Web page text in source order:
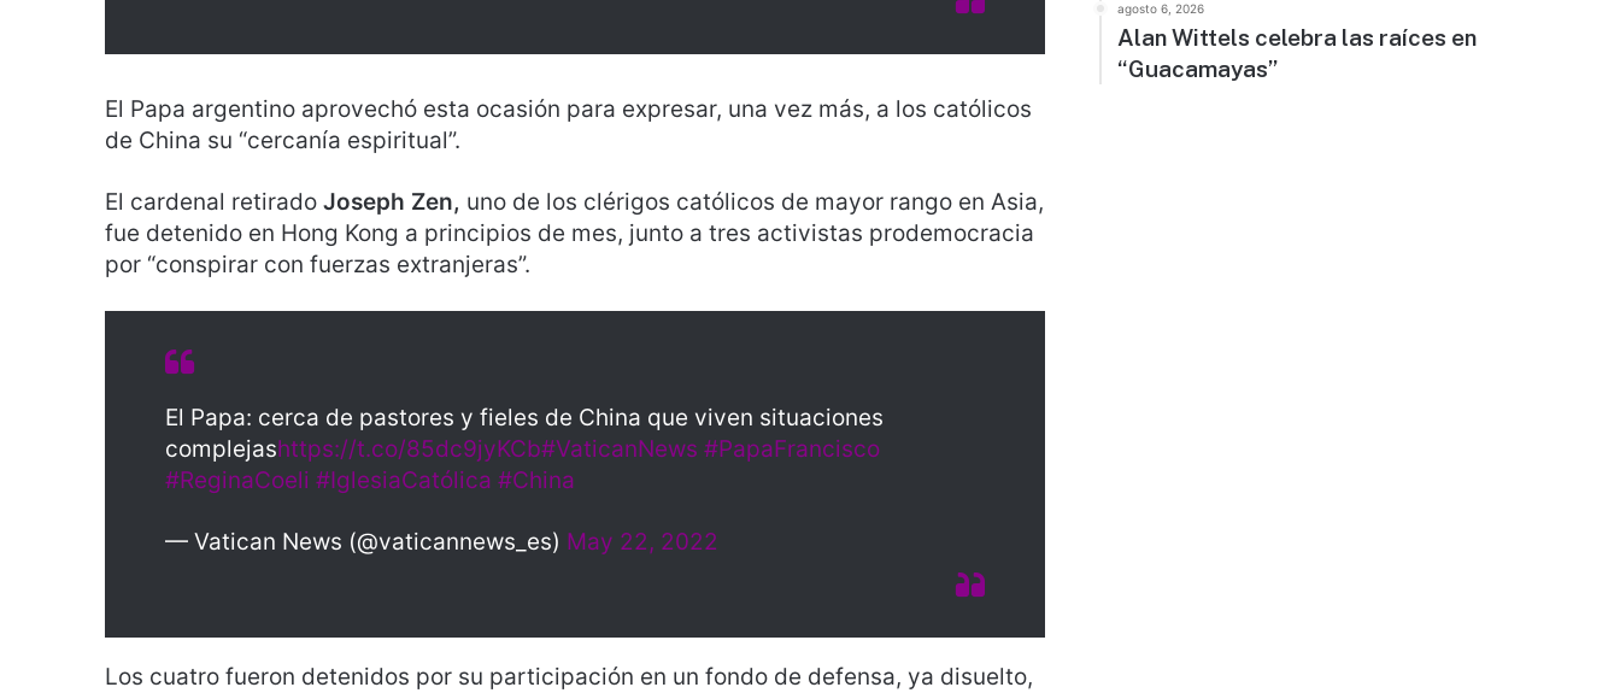
El Papa argentino aprovechó esta ocasión para expresar, una vez más, a los católicos
de China su “cercanía espiritual”.
El cardenal retirado Joseph Zen, uno de los clérigos católicos de mayor rango en Asia,
fue detenido en Hong Kong a principios de mes, junto a tres activistas prodemocracia
por “conspirar con fuerzas extranjeras”.
El Papa: cerca de pastores y fieles de China que viven situaciones
complejashttps://t.co/85dc9jyKCb#VaticanNews #PapaFrancisco
#ReginaCoeli #IglesiaCatólica #China
— Vatican News (@vaticannews_es) May 22, 2022
Los cuatro fueron detenidos por su participación en un fondo de defensa, ya disuelto,
agosto 6, 2026
Alan Wittels celebra las raíces en
“Guacamayas”